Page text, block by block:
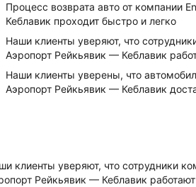
Процесс возврата авто от компании
Кеблавик проходит быстро и легко
Наши клиенты уверяют, что
Аэропорт Рейкьявик — Кеблавик
Наши клиенты уверены, что
Аэропорт Рейкьявик — Кеблавик
клиенты уверяют, что сотрудники
Рейкьявик — Кеблавик